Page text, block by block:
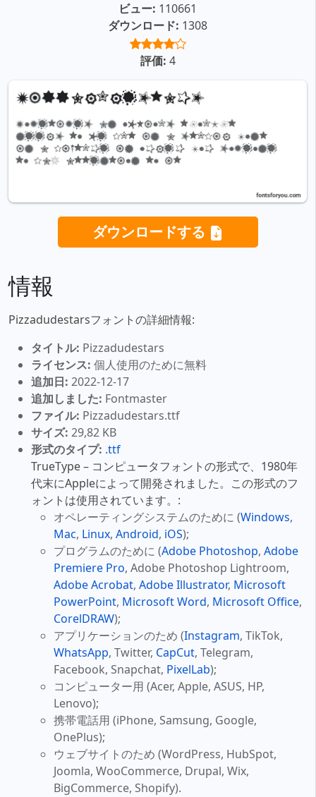
ビュー: 110661
ダウンロード: 1308
評価: 4
ダウンロードする
情報
Pizzadudestarsフォントの詳細情報:
タイトル: Pizzadudestars
ライセンス: 個人使用のために無料
追加日: 2022-12-17
追加しました: Fontmaster
ファイル: Pizzadudestars.ttf
サイズ: 29,82 KB
形式のタイプ: .ttf
TrueType – コンピュータフォントの形式で、1980年
代末にAppleによって開発されました。この形式のフ
ォントは使用されています。:
オペレーティングシステムのために (Windows,
Mac, Linux, Android, iOS);
プログラムのために (Adobe Photoshop, Adobe
Premiere Pro, Adobe Photoshop Lightroom,
Adobe Acrobat, Adobe Illustrator, Microsoft
PowerPoint, Microsoft Word, Microsoft Office,
CorelDRAW);
アプリケーションのため (Instagram, TikTok,
WhatsApp, Twitter, CapCut, Telegram,
Facebook, Snapchat, PixelLab);
コンピューター用 (Acer, Apple, ASUS, HP,
Lenovo);
携帯電話用 (iPhone, Samsung, Google,
OnePlus);
ウェブサイトのため (WordPress, HubSpot,
Joomla, WooCommerce, Drupal, Wix,
BigCommerce, Shopify).